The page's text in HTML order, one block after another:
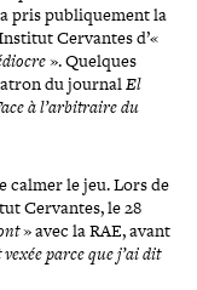
pris publi­que­ment la
Cervantes d’«
». Quelques
du journalEl
à l’arbitraire du
calmer le jeu. Lors de
Cervantes, le 28
» avec la RAE, avant
vexée parce que j’ai dit